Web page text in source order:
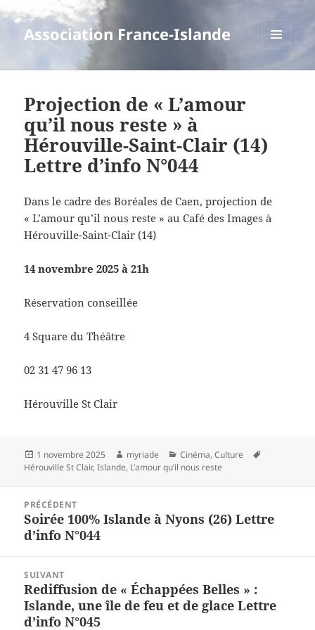
Association France-Islande
Projection de « L’amour
qu’il nous reste » à
Hérouville-Saint-Clair (14)
Lettre d’info N°044
Dans le cadre des Boréales de Caen, projection de
« L’amour qu’il nous reste » au Café des Images à
Hérouville-Saint-Clair (14)
14 novembre 2025 à 21h
Réservation conseillée
4 Square du Théâtre
02 31 47 96 13
Hérouville St Clair
Publié
le
1 novembre 2025 Auteur
myriade Catégories
Cinéma,Culture
Hérouville St Clair,Islande, L’amour qu’il nous reste
l’article
PRÉCÉDENT
Article
précédent :
Soirée 100% Islande à Nyons (26) Lettre
d’info N°044
SUIVANT
Article
suivant :
Rediffusion de « Échappées Belles » :
Islande, une île de feu et de glace Lettre
d’info N°045